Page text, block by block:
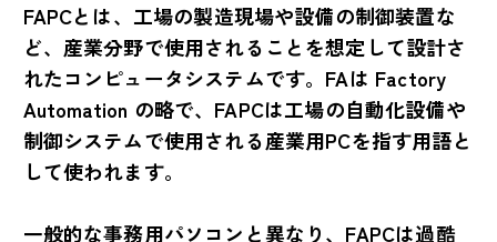
FAPCとは、工場の製造現場や設備の制御装置な
ど、産業分野で使用されることを想定して設計さ
れたコンピュータシステムです。FAは Factory
Automation の略で、FAPCは工場の自動化設備や
制御システムで使用される産業用PCを指す用語と
して使われます。
一般的な事務用パソコンと異なり、FAPCは過酷